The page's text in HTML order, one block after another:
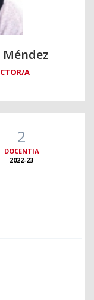
A
2
DOCENTIA
2022-23